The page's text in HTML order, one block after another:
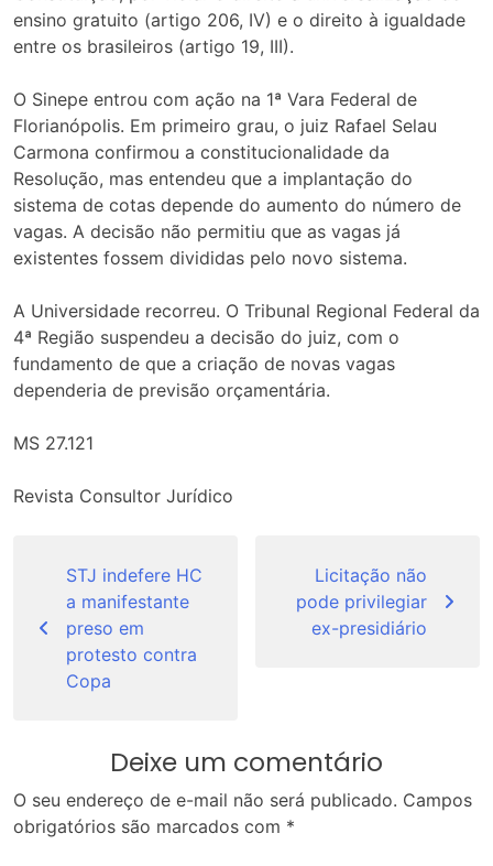
ensino gratuito (artigo 206, IV) e o direito à igualdade
entre os brasileiros (artigo 19, III).
O Sinepe entrou com ação na 1ª Vara Federal de
Florianópolis. Em primeiro grau, o juiz Rafael Selau
Carmona confirmou a constitucionalidade da
Resolução, mas entendeu que a implantação do
sistema de cotas depende do aumento do número de
vagas. A decisão não permitiu que as vagas já
existentes fossem divididas pelo novo sistema.
A Universidade recorreu. O Tribunal Regional Federal da
4ª Região suspendeu a decisão do juiz, com o
fundamento de que a criação de novas vagas
dependeria de previsão orçamentária.
MS 27.121
Revista Consultor Jurídico
Post
STJ indefere HC
a manifestante
preso em
protesto contra
Copa
Licitação não
pode privilegiar
ex-presidiário
Deixe um comentário
O seu endereço de e-mail não será publicado. Campos
obrigatórios são marcados com *